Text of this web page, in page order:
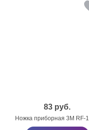
83 руб.
Ножка приборная 3М RF-